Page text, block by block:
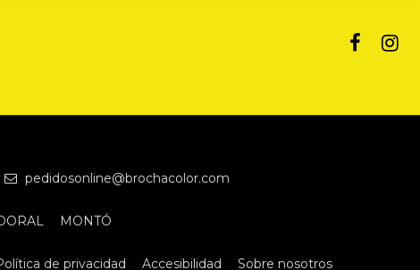
pedidosonline@brochacolor.com
MONTÓ
de privacidad Accesibilidad Sobre nosotros